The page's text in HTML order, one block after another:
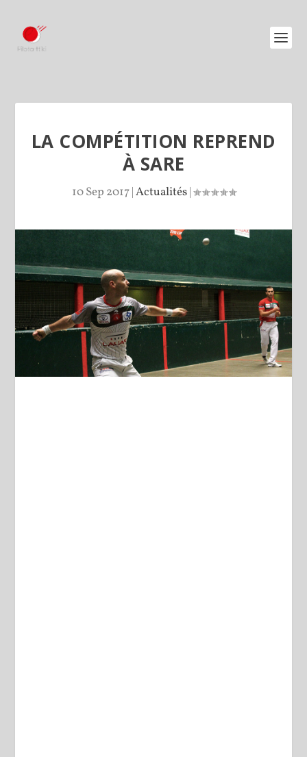
LA COMPÉTITION REPREND
À SARE
10 Sep 2017|Actualités|